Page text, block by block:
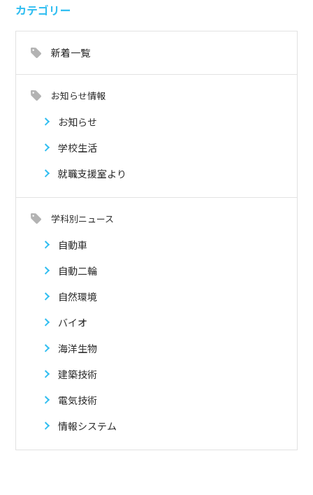
カテゴリー
新着一覧
お知らせ情報
お知らせ
学校生活
就職支援室より
学科別ニュース
自動車
自動二輪
自然環境
バイオ
海洋生物
建築技術
電気技術
情報システム